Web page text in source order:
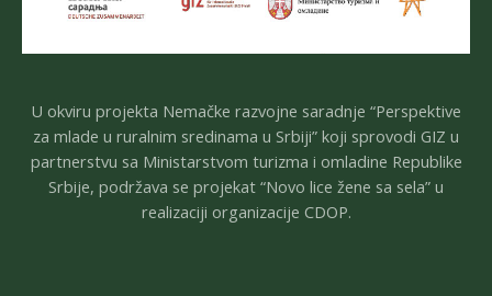
U okviru projekta Nemačke razvojne saradnje “Perspektive
za mlade u ruralnim sredinama u Srbiji” koji sprovodi GIZ u
partnerstvu sa Ministarstvom turizma i omladine Republike
Srbije, podržava se projekat “Novo lice žene sa sela” u
realizaciji organizacije CDOP.